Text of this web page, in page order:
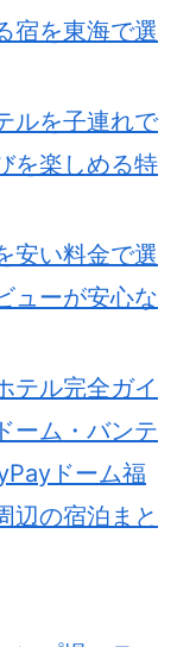
宿を東海で選
ルを子連れで
を楽しめる特
安い料金で選
ューが安心な
テル完全ガイ
ーム・バンテ
ドーム福
辺の宿泊まと